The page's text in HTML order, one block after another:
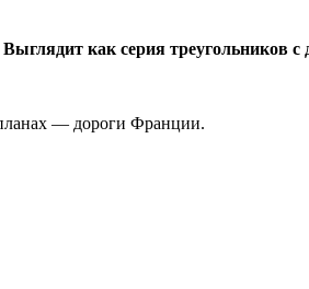
как серия треугольников с
— дороги Франции.